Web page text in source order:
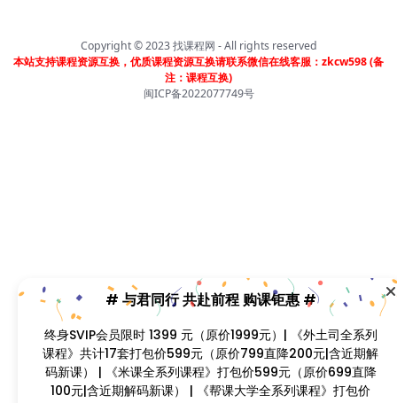
Copyright © 2023找课程网 - All rights reserved
本站支持课程资源互换，优质课程资源互换请联系微信在线客服：zkcw598 (备
注：课程互换)
闽ICP备2022077749号
799直降300元|含近期解码新课 | 凡单次购买课程原价超
过300元，享受原价7折购课钜惠！！